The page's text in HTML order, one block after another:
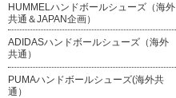
HUMMELハンドボールシューズ（海外
共通＆JAPAN企画）
ADIDASハンドボールシューズ（海外
共通）
PUMAハンドボールシューズ(海外共
通）